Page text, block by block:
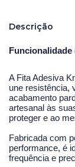
Descrição
A Fita Adesiva
une resistência,
acabamento
artesanal às
proteger e ao
Fabricada com
performance, é
frequência e